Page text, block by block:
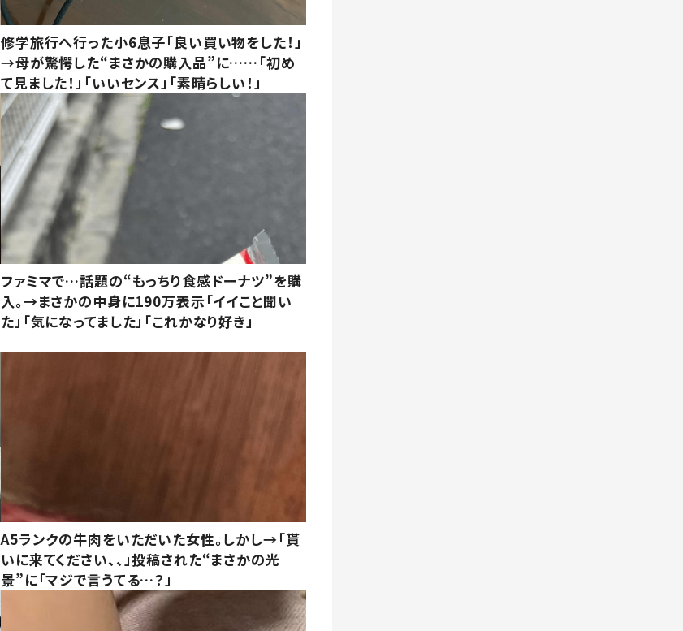
修学旅行へ行った小6息子「良い買い物をした！」
→母が驚愕した“まさかの購入品”に……「初め
て見ました！」「いいセンス」「素晴らしい！」
ファミマで…話題の“もっちり食感ドーナツ”を購
入。→まさかの中身に190万表示「イイこと聞い
た」「気になってました」「これかなり好き」
A5ランクの牛肉をいただいた女性。しかし→「貰
いに来てください、、」投稿された“まさかの光
景”に「マジで言うてる…？」